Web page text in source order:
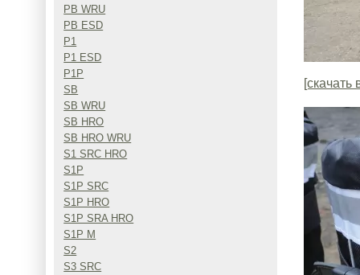
PB WRU
PB ESD
P1
P1 ESD
P1P
SB
SB WRU
SB HRO
SB HRO WRU
S1 SRC HRO
S1P
S1P SRC
S1P HRO
S1P SRA HRO
S1P M
S2
S3 SRC
[скачать